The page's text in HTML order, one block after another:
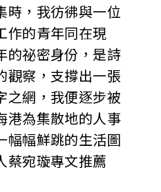
時，我彷彿與一位
作的青年同在現
的祕密身份，是詩
觀察，支撐出一張
之網，我便逐步被
港為集散地的人事
幅幅鮮跳的生活圖
蔡宛璇專文推薦